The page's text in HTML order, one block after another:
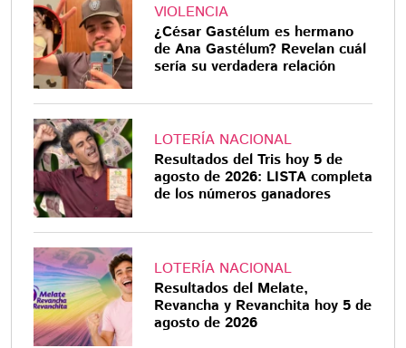
VIOLENCIA
¿César Gastélum es hermano
de Ana Gastélum? Revelan cuál
sería su verdadera relación
LOTERÍA NACIONAL
Resultados del Tris hoy 5 de
agosto de 2026: LISTA completa
de los números ganadores
LOTERÍA NACIONAL
Resultados del Melate,
Revancha y Revanchita hoy 5 de
agosto de 2026